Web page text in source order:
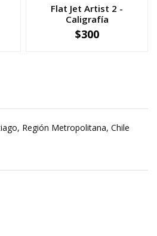
Flat Jet Artist 2 -
Caligrafía
NO DISPONIBLE
$300
Región Metropolitana, Chile